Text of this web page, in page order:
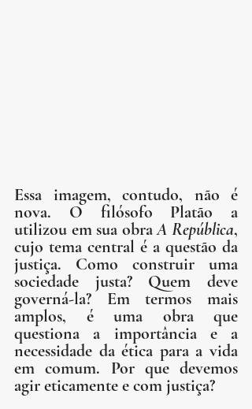
Essa imagem, contudo, não é
nova. O filósofo Platão a
utilizou em sua obra A República,
cujo tema central é a questão da
justiça. Como construir uma
sociedade justa? Quem deve
governá-la? Em termos mais
amplos, é uma obra que
questiona a importância e a
necessidade da ética para a vida
em comum. Por que devemos
agir eticamente e com justiça?